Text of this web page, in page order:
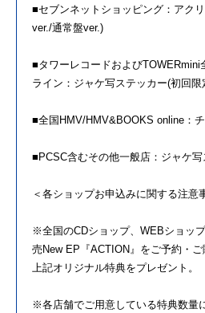
■セブンネットショッピング：アク
ver./通常盤ver.)
■タワーレコードおよびTOWERmini
ライン：ジャケ写ステッカー(初回限
■全国HMV/HMV&BOOKS online：
■PCSC含むその他一般店：ジャケ
＜各ショップお申込みに関する注意
※全国のCDショップ、 WEBショッ
売New EP『ACTION』をご予約・ご
上記オリジナル特典をプレゼント。
※各店舗でご用意している特典数量